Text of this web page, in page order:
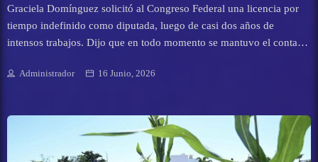
Internacional
Juan José Rios
Graciela Domínguez solicitó al Congreso Federal una licencia por
tiempo indefinido como diputada, luego de casi dos años de
intensos trabajos. Dijo que en todo momento se mantuvo el contacto
Rosario, Escuinapa y Concordia. Porque se planteó que después de
informando del trabajo responsable en el Congreso Federal,
legislando por los derechos del pueblo. Dijo también que se han
Administrador 16 Junio, 2026